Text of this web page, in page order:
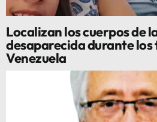
Localizan los cuerpos de
desaparecida durante
Venezuela